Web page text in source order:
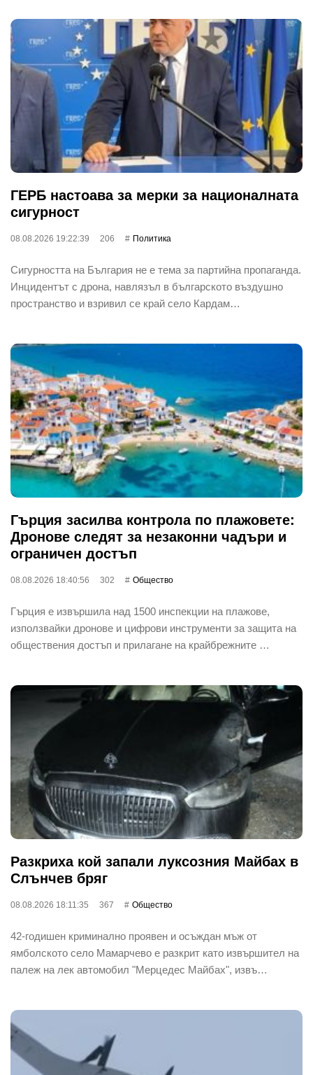
ГЕРБ настоава за мерки за националната
сигурност
08.08.2026 19:22:39 206 Политика
Сигурността на България не е тема за партийна пропаганда.
Инцидентът с дрона, навлязъл в българското въздушно
пространство и взривил се край село Кардам…
Гърция засилва контрола по плажовете:
Дронове следят за незаконни чадъри и
ограничен достъп
08.08.2026 18:40:56 302 Общество
Гърция е извършила над 1500 инспекции на плажове,
използвайки дронове и цифрови инструменти за защита на
обществения достъп и прилагане на крайбрежните …
Разкриха кой запали луксозния Майбах в
Слънчев бряг
08.08.2026 18:11:35 367 Общество
42-годишен криминално проявен и осъждан мъж от
ямболското село Мамарчево е разкрит като извършител на
палеж на лек автомобил "Мерцедес Майбах", извъ…